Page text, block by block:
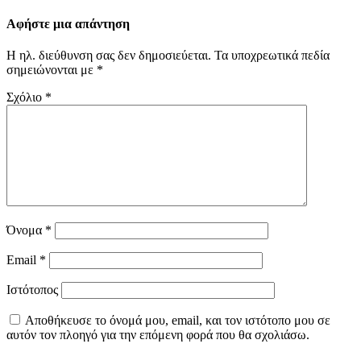
Αφήστε μια απάντηση
Η ηλ. διεύθυνση σας δεν δημοσιεύεται. Τα υποχρεωτικά πεδία
σημειώνονται με *
Σχόλιο *
Όνομα *
Email *
Ιστότοπος
Αποθήκευσε το όνομά μου, email, και τον ιστότοπο μου σε
αυτόν τον πλοηγό για την επόμενη φορά που θα σχολιάσω.